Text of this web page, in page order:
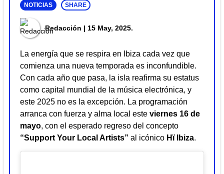
NOTICIAS SHARE
Redacción | 15 May, 2025.
La energía que se respira en Ibiza cada vez que
comienza una nueva temporada es inconfundible.
Con cada año que pasa, la isla reafirma su estatus
como capital mundial de la música electrónica, y
este 2025 no es la excepción. La programación
arranca con fuerza y alma local este viernes 16 de
mayo, con el esperado regreso del concepto
“Support Your Local Artists” al icónico Hï Ibiza.